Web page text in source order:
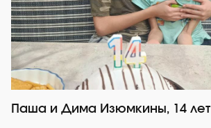
Паша и Дима Изюмкины, 14 лет